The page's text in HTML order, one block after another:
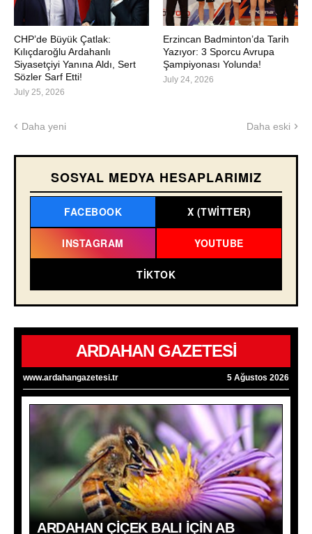
CHP’de Büyük Çatlak:
Kılıçdaroğlu Ardahanlı
Siyasetçiyi Yanına Aldı, Sert
Sözler Sarf Etti!
July 25, 2026
Erzincan Badminton’da Tarih
Yazıyor: 3 Sporcu Avrupa
Şampiyonası Yolunda!
July 24, 2026
Daha yeni Daha eski
SOSYAL MEDYA HESAPLARIMIZ
FACEBOOK X (TWITTER)
INSTAGRAM YOUTUBE
TIKTOK
ARDAHAN GAZETESİ
www.ardahangazetesi.tr 5 Ağustos 2026
ARDAHAN ÇIÇEK BALI İÇIN AB